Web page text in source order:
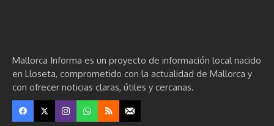
Mallorca Informa es un proyecto de información local nacido
en Lloseta, comprometido con la actualidad de Mallorca y
con ofrecer noticias claras, útiles y cercanas.